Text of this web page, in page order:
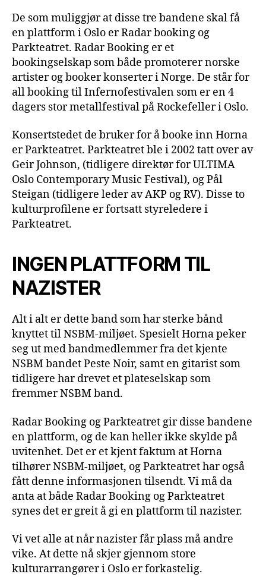
De som muliggjør at disse tre bandene skal få
en plattform i Oslo er Radar booking og
Parkteatret. Radar Booking er et
bookingselskap som både promoterer norske
artister og booker konserter i Norge. De står for
all booking til Infernofestivalen som er en 4
dagers stor metallfestival på Rockefeller i Oslo.
Konsertstedet de bruker for å booke inn Horna
er Parkteatret. Parkteatret ble i 2002 tatt over av
Geir Johnson, (tidligere direktør for ULTIMA
Oslo Contemporary Music Festival), og Pål
Steigan (tidligere leder av AKP og RV). Disse to
kulturprofilene er fortsatt styreledere i
Parkteatret.
INGEN PLATTFORM TIL
NAZISTER
Alt i alt er dette band som har sterke bånd
knyttet til NSBM-miljøet. Spesielt Horna peker
seg ut med bandmedlemmer fra det kjente
NSBM bandet Peste Noir, samt en gitarist som
tidligere har drevet et plateselskap som
fremmer NSBM band.
Radar Booking og Parkteatret gir disse bandene
en plattform, og de kan heller ikke skylde på
uvitenhet. Det er et kjent faktum at Horna
tilhører NSBM-miljøet, og Parkteatret har også
fått denne informasjonen tilsendt. Vi må da
anta at både Radar Booking og Parkteatret
synes det er greit å gi en plattform til nazister.
Vi vet alle at når nazister får plass må andre
vike. At dette nå skjer gjennom store
kulturarrangører i Oslo er forkastelig.